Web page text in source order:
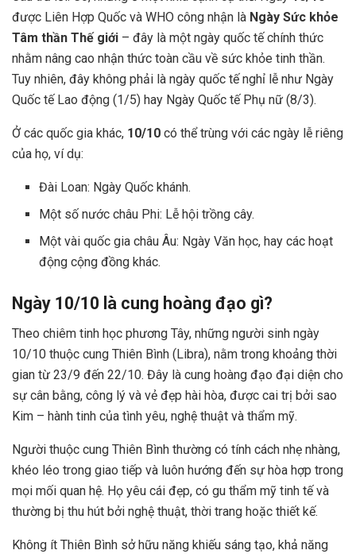
được Liên Hợp Quốc và WHO công nhận là Ngày Sức khỏe
Tâm thần Thế giới – đây là một ngày quốc tế chính thức
nhằm nâng cao nhận thức toàn cầu về sức khỏe tinh thần.
Tuy nhiên, đây không phải là ngày quốc tế nghỉ lễ như Ngày
Quốc tế Lao động (1/5) hay Ngày Quốc tế Phụ nữ (8/3).
Ở các quốc gia khác, 10/10 có thể trùng với các ngày lễ riêng
của họ, ví dụ:
Đài Loan: Ngày Quốc khánh.
Một số nước châu Phi: Lễ hội trồng cây.
Một vài quốc gia châu Âu: Ngày Văn học, hay các hoạt
động cộng đồng khác.
Ngày 10/10 là cung hoàng đạo gì?
Theo chiêm tinh học phương Tây, những người sinh ngày
10/10 thuộc cung Thiên Bình (Libra), nằm trong khoảng thời
gian từ 23/9 đến 22/10. Đây là cung hoàng đạo đại diện cho
sự cân bằng, công lý và vẻ đẹp hài hòa, được cai trị bởi sao
Kim – hành tinh của tình yêu, nghệ thuật và thẩm mỹ.
Người thuộc cung Thiên Bình thường có tính cách nhẹ nhàng,
khéo léo trong giao tiếp và luôn hướng đến sự hòa hợp trong
mọi mối quan hệ. Họ yêu cái đẹp, có gu thẩm mỹ tinh tế và
thường bị thu hút bởi nghệ thuật, thời trang hoặc thiết kế.
Không ít Thiên Bình sở hữu năng khiếu sáng tạo, khả năng